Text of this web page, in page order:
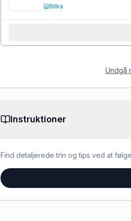
Bilka
Undgå
Instruktioner
Find detaljerede trin og tips ved at